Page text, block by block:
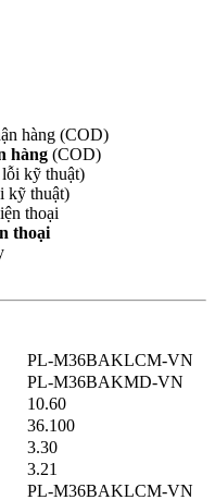
hàng (COD)
kỹ thuật)
thoại
PL-M36BAKLCM-VN
PL-M36BAKMD-VN
10.60
36.100
3.30
3.21
PL-M36BAKLCM-VN